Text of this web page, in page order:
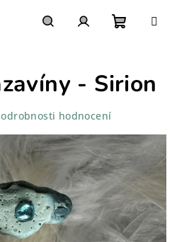
košík
- Sirion
hodnocení